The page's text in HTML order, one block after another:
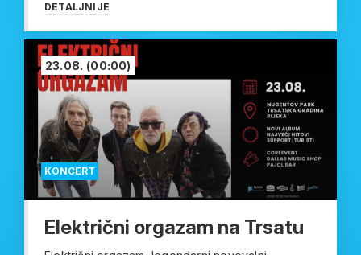
DETALJNIJE
KONCERT
23.08. (00:00)
Električni orgazam na Trsatu